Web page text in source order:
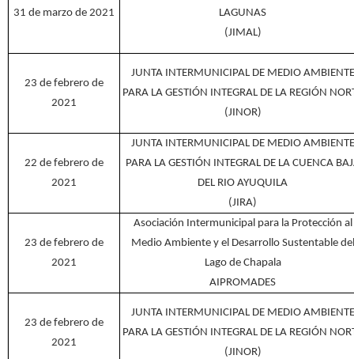
31 de marzo de 2021
LAGUNAS
(JIMAL)
23 de febrero de
2021
JUNTA INTERMUNICIPAL DE MEDIO AMBIENTE
PARA LA GESTIÓN INTEGRAL DE LA REGIÓN
(JINOR)
22 de febrero de
2021
JUNTA INTERMUNICIPAL DE MEDIO AMBIENTE
PARA LA GESTIÓN INTEGRAL DE LA CUENCA
DEL RIO AYUQUILA
(JIRA)
23 de febrero de
2021
Asociación Intermunicipal para la Protección al
Medio Ambiente y el Desarrollo Sustentable del
Lago de Chapala
AIPROMADES
23 de febrero de
2021
JUNTA INTERMUNICIPAL DE MEDIO AMBIENTE
PARA LA GESTIÓN INTEGRAL DE LA REGIÓN
(JINOR)